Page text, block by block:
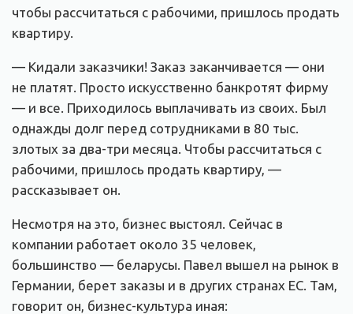
чтобы рассчитаться с рабочими, пришлось продать
квартиру.
— Кидали заказчики! Заказ заканчивается — они
не платят. Просто искусственно банкротят фирму
— и все. Приходилось выплачивать из своих. Был
однажды долг перед сотрудниками в 80 тыс.
злотых за два-три месяца. Чтобы рассчитаться с
рабочими, пришлось продать квартиру, —
рассказывает он.
Несмотря на это, бизнес выстоял. Сейчас в
компании работает около 35 человек,
большинство — беларусы. Павел вышел на рынок в
Германии, берет заказы и в других странах ЕС. Там,
говорит он, бизнес-культура иная: